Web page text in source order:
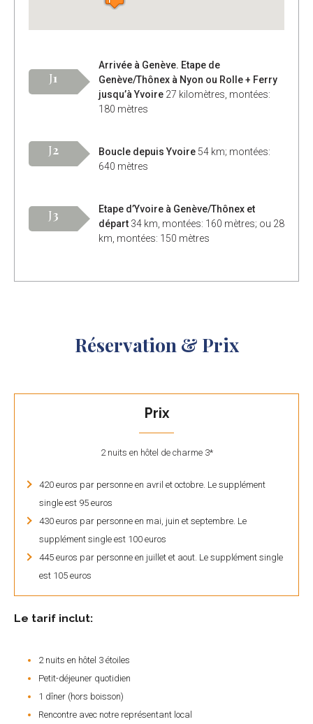
J1
Arrivée à Genève. Etape de
Genève/Thônex à Nyon ou Rolle + Ferry
jusqu’à Yvoire 27 kilomètres, montées:
180 mètres
J2 Boucle depuis Yvoire 54 km; montées:
640 mètres
J3
Etape d’Yvoire à Genève/Thônex et
départ 34 km, montées: 160 mètres; ou 28
km, montées: 150 mètres
Réservation & Prix
Prix
2 nuits en hôtel de charme 3*
420 euros par personne en avril et octobre. Le supplément
single est 95 euros
430 euros par personne en mai, juin et septembre. Le
supplément single est 100 euros
445 euros par personne en juillet et aout. Le supplément single
est 105 euros
Le tarif inclut:
2 nuits en hôtel 3 étoiles
Petit-déjeuner quotidien
1 dîner (hors boisson)
Rencontre avec notre représentant local